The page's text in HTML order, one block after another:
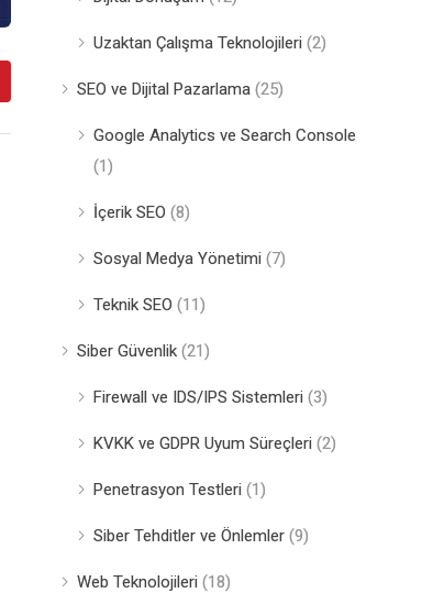
Uzaktan Çalışma Teknolojileri(2)
SEO ve Dijital Pazarlama(25)
Google Analytics ve Search Console
(1)
İçerik SEO (8)
Sosyal Medya Yönetimi(7)
Teknik SEO (11)
Siber Güvenlik(21)
Firewall ve IDS/IPS Sistemleri(3)
KVKK ve GDPR Uyum Süreçleri(2)
Penetrasyon Testleri(1)
Siber Tehditler ve Önlemler(9)
Web Teknolojileri(18)